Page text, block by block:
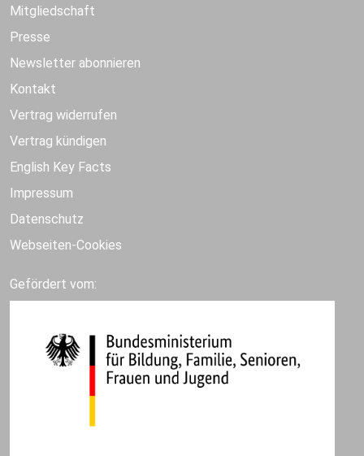
Mitgliedschaft
Presse
Newsletter abonnieren
Kontakt
Vertrag widerrufen
Vertrag kündigen
English Key Facts
Impressum
Datenschutz
Webseiten-Cookies
Gefördert vom: